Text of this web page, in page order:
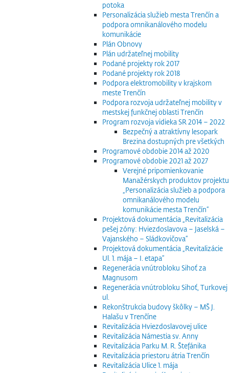
potoka
Personalizácia služieb mesta Trenčín a
podpora omnikanálového modelu
komunikácie
Plán Obnovy
Plán udržateľnej mobility
Podané projekty rok 2017
Podané projekty rok 2018
Podpora elektromobility v krajskom
meste Trenčín
Podpora rozvoja udržateľnej mobility v
mestskej funkčnej oblasti Trenčín
Program rozvoja vidieka SR 2014 – 2022
Bezpečný a atraktívny lesopark
Brezina dostupných pre všetkých
Programové obdobie 2014 až 2020
Programové obdobie 2021 až 2027
Verejné pripomienkovanie
Manažérskych produktov projektu
„Personalizácia služieb a podpora
omnikanálového modelu
komunikácie mesta Trenčín“
Projektová dokumentácia „Revitalizácia
pešej zóny: Hviezdoslavova – Jaselská –
Vajanského – Sládkovičova“
Projektová dokumentácia „Revitalizácie
Ul. 1. mája – I. etapa“
Regenerácia vnútrobloku Sihoť za
Magnusom
Regenerácia vnútrobloku Sihoť, Turkovej
ul.
Rekonštrukcia budovy škôlky – MŠ J.
Halašu v Trenčíne
Revitalizácia Hviezdoslavovej ulice
Revitalizácia Námestia sv. Anny
Revitalizácia Parku M. R. Štefánika
Revitalizácia priestoru átria Trenčín
Revitalizácia Ulice 1. mája